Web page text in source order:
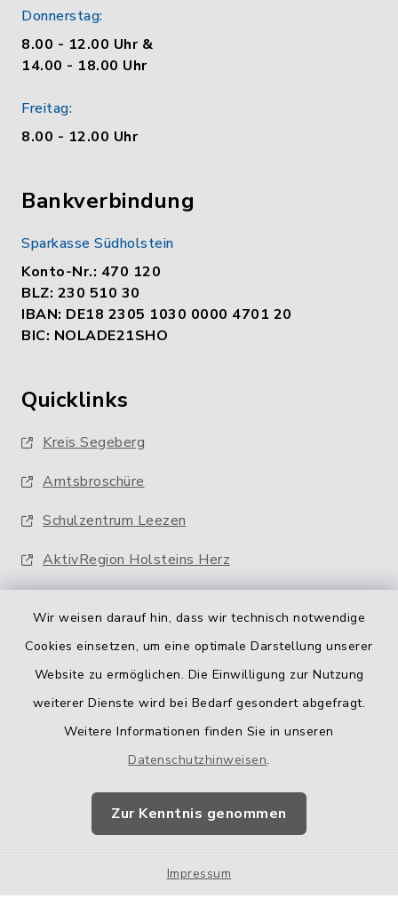
Wir weisen darauf hin, dass wir technisch notwendige
Cookies einsetzen, um eine optimale Darstellung unserer
Website zu ermöglichen. Die Einwilligung zur Nutzung
weiterer Dienste wird bei Bedarf gesondert abgefragt.
Weitere Informationen finden Sie in unseren
Datenschutzhinweisen.
Zur Kenntnis genommen
Impressum
Donnerstag:
8.00 - 12.00 Uhr &
14.00 - 18.00 Uhr
Freitag:
8.00 - 12.00 Uhr
Bankverbindung
Sparkasse Südholstein
Konto-Nr.: 470 120
BLZ: 230 510 30
IBAN: DE18 2305 1030 0000 4701 20
BIC: NOLADE21SHO
Quicklinks
Kreis Segeberg
Amtsbroschüre
Schulzentrum Leezen
AktivRegion Holsteins Herz
Barrierefreiheit
Impressum
Sitemap